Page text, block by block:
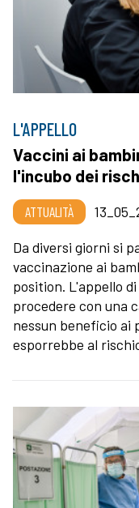
L'APPELLO
Vaccini ai
l'incubo dei
ATTUALITÀ
Da diversi giorni si
vaccinazione ai
position. L'appello
procedere con una
nessun beneficio ai
esporrebbe al